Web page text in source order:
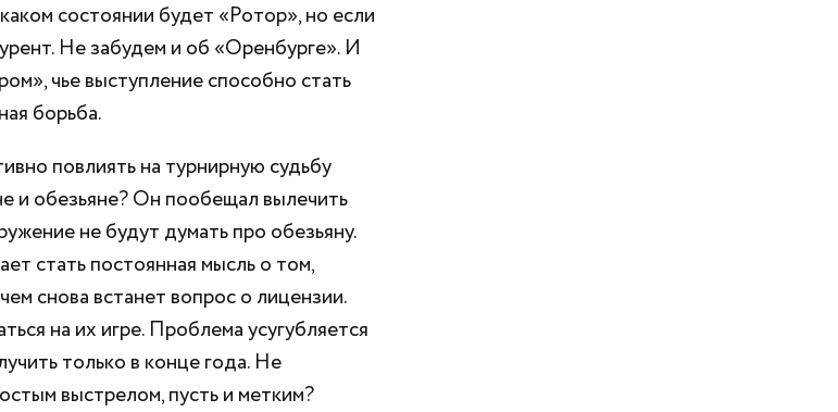
состоянии будет «Ротор», но если
Не забудем и об «Оренбурге». И
чье выступление способно стать
борьба.
повлиять на турнирную судьбу
и обезьяне? Он пообещал вылечить
не будут думать про обезьяну.
стать постоянная мысль о том,
снова встанет вопрос о лицензии.
на их игре. Проблема усугубляется
только в конце года. Не
выстрелом, пусть и метким?